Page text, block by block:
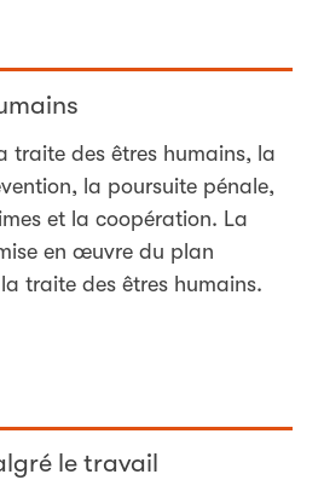
traite des êtres humains, la
la poursuite pénale,
et la coopération. La
en œuvre du plan
traite des êtres humains.
le travail